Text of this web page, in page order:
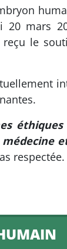
20 mars
reçu le
respectée.